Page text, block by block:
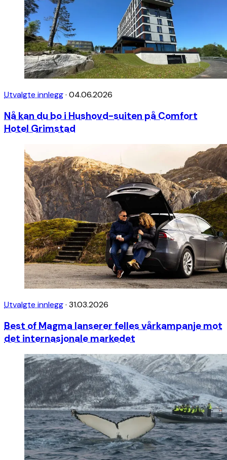
Utvalgte innlegg· 04.06.2026
Nå kan du bo i Hushovd-suiten på Comfort
Hotel Grimstad
Utvalgte innlegg· 31.03.2026
Best of Magma lanserer felles vårkampanje mot
det internasjonale markedet